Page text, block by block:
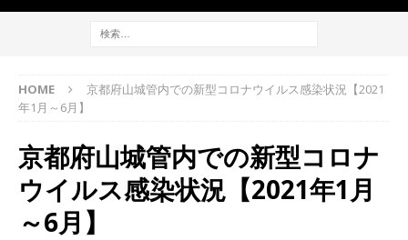
HOME
京都府山城管内での新型コロナウイルス感染状況【2021
年1月～6月】
京都府山城管内での新型コロナ
ウイルス感染状況【2021年1月
～6月】